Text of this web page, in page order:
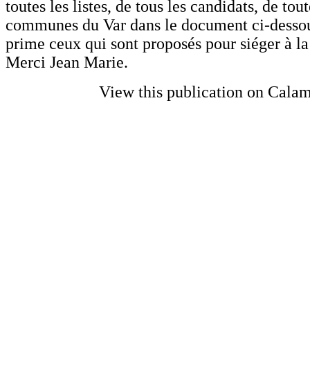
toutes les listes, de tous les candidats, de
communes du Var dans le document ci-
prime ceux qui sont proposés pour siéger à
Merci Jean Marie.
View this publication on